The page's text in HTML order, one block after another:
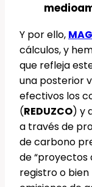
Y por ello,
cálculos, y
que refleja
una posterior
efectivos los
(REDUZCO) y
a través de
de carbono
de “proyectos
registro o